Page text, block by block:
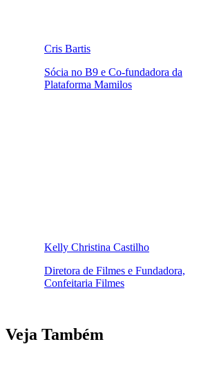
Cris Bartis
Sócia no B9 e Co-fundadora da
Plataforma Mamilos
Kelly Christina Castilho
Diretora de Filmes e Fundadora,
Confeitaria Filmes
Veja Também